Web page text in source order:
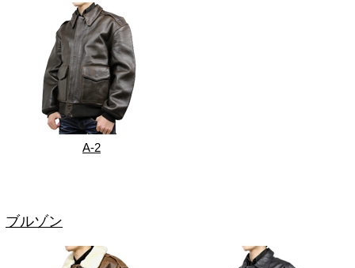
A-2
ブルゾン